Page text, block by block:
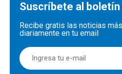
Suscríbete al
Recibe gratis las noticias
diariamente en tu email